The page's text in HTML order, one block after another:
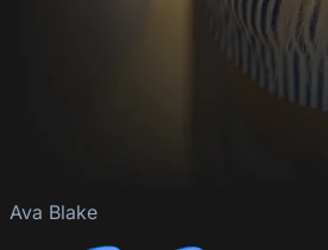
Ava Blake